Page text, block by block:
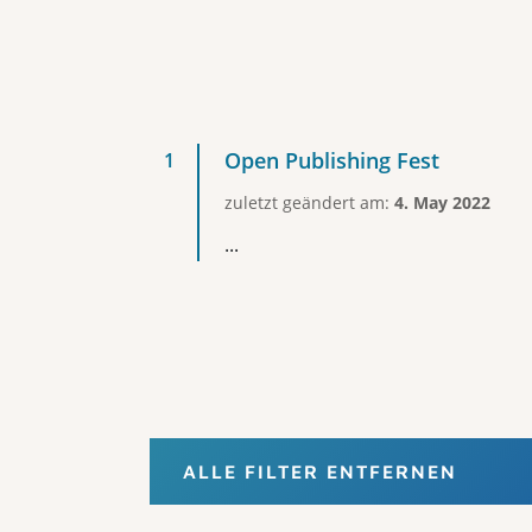
Open Publishing Fest
zuletzt geändert am: 4. May 2022
...
ALLE FILTER ENTFERNEN